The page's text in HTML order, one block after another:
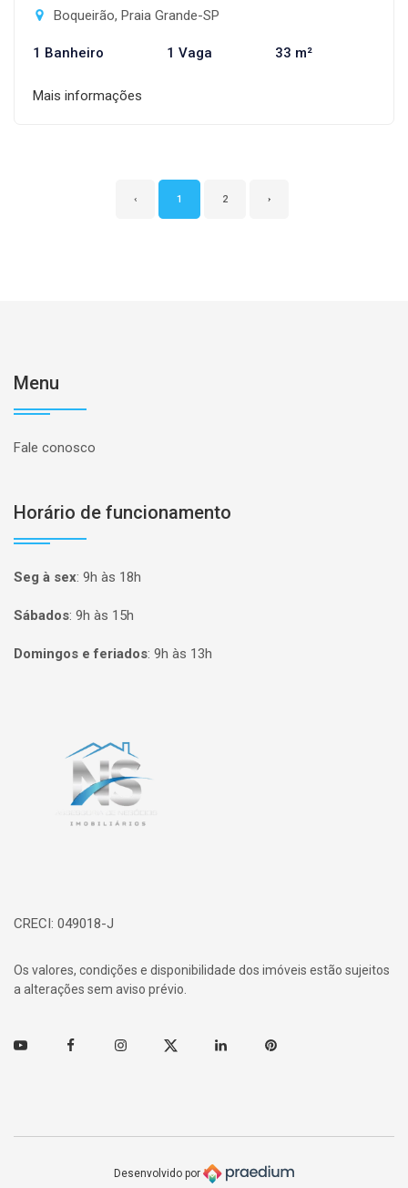
Boqueirão, Praia Grande-SP
1 Banheiro 1 Vaga 33 m²
Mais informações
‹ 1 2 ›
Menu
Fale conosco
Horário de funcionamento
Seg à sex: 9h às 18h
Sábados: 9h às 15h
Domingos e feriados: 9h às 13h
CRECI: 049018-J
Os valores, condições e disponibilidade dos imóveis estão sujeitos
a alterações sem aviso prévio.
Youtube FacebookInstagramTwitter Linkedin Pinterest
Desenvolvido por